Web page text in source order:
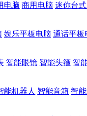
电脑 商用电脑 迷你台
娱乐平板电脑 通话平板
智能眼镜 智能头箍 智
能机器人 智能音箱 智